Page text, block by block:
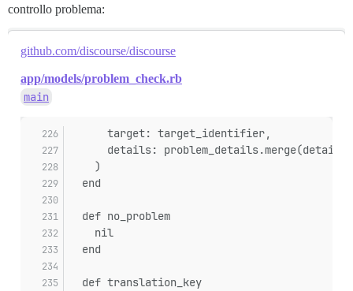
controllo problema:
github.com/discourse/discourse
app/models/problem_check.rb
main
      target: target_identifier,
details:
    )
  end
  def no_problem
    nil
  end
  def translation_key